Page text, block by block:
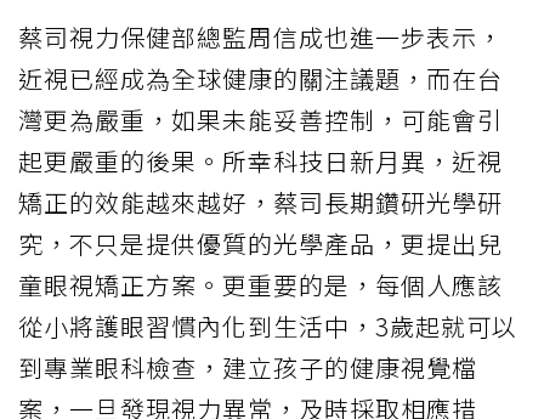
蔡司視力保健部總監周信成也進一步表示，
近視已經成為全球健康的關注議題，而在台
灣更為嚴重，如果未能妥善控制，可能會引
起更嚴重的後果。所幸科技日新月異，近視
矯正的效能越來越好，蔡司長期鑽研光學研
究，不只是提供優質的光學產品，更提出兒
童眼視矯正方案。更重要的是，每個人應該
從小將護眼習慣內化到生活中，3歲起就可以
到專業眼科檢查，建立孩子的健康視覺檔
案，一旦發現視力異常，及時採取相應措